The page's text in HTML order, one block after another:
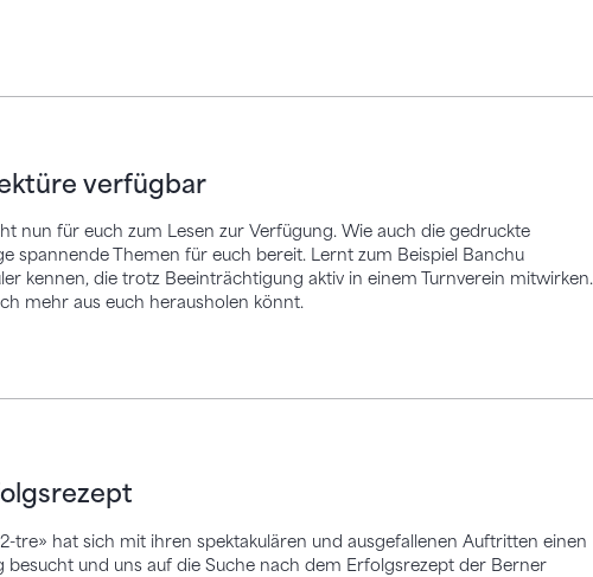
verfügbar
nun für euch zum Lesen zur Verfügung. Wie auch die gedruckte
spannende Themen für euch bereit. Lernt zum Beispiel Banchu
kennen, die trotz Beeinträchtigung aktiv in einem Turnverein mitwirken.
mehr aus euch herausholen könnt.
verfügbar
tre» hat sich mit ihren spektakulären und ausgefallenen Auftritten einen
besucht und uns auf die Suche nach dem Erfolgsrezept der Berner